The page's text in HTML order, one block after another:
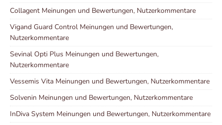
Collagent Meinungen und Bewertungen, Nutzerkommentare
Vigand Guard Control Meinungen und Bewertungen,
Nutzerkommentare
Sevinal Opti Plus Meinungen und Bewertungen,
Nutzerkommentare
Vessemis Vita Meinungen und Bewertungen, Nutzerkommentare
Solvenin Meinungen und Bewertungen, Nutzerkommentare
InDiva System Meinungen und Bewertungen, Nutzerkommentare